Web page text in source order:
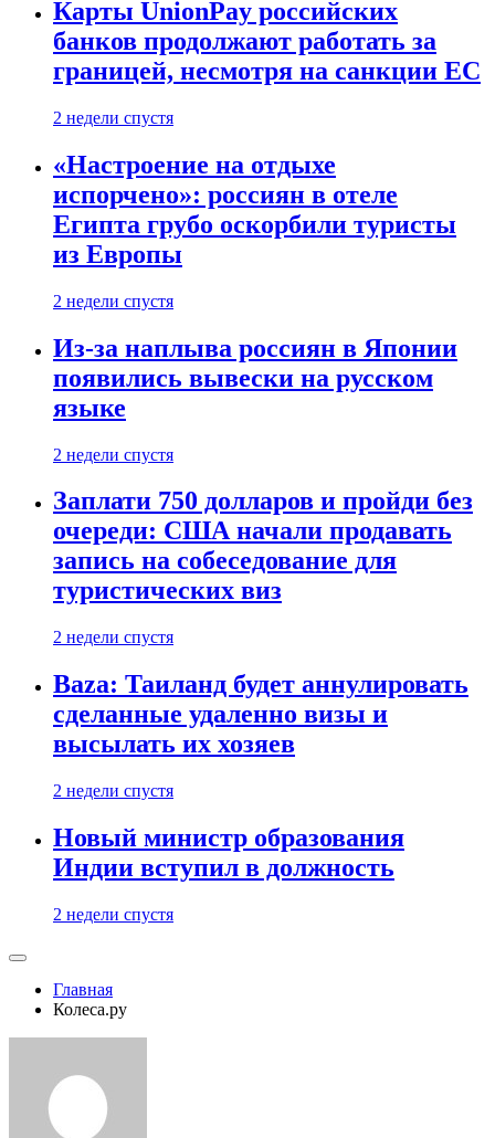
Карты UnionPay российских
банков продолжают работать за
границей, несмотря на санкции ЕС
2 недели спустя
«Настроение на отдыхе
испорчено»: россиян в отеле
Египта грубо оскорбили туристы
из Европы
2 недели спустя
Из-за наплыва россиян в Японии
появились вывески на русском
языке
2 недели спустя
Заплати 750 долларов и пройди без
очереди: США начали продавать
запись на собеседование для
туристических виз
2 недели спустя
Baza: Таиланд будет аннулировать
сделанные удаленно визы и
высылать их хозяев
2 недели спустя
Новый министр образования
Индии вступил в должность
2 недели спустя
Главная
Колеса.ру